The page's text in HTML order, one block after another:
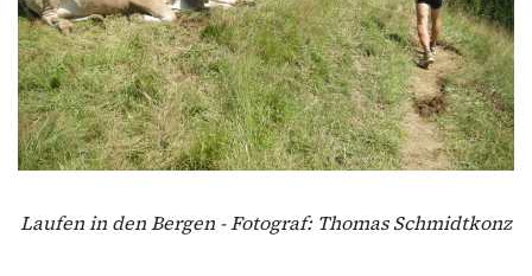
Laufen in den Bergen - Fotograf: Thomas Schmidtkonz